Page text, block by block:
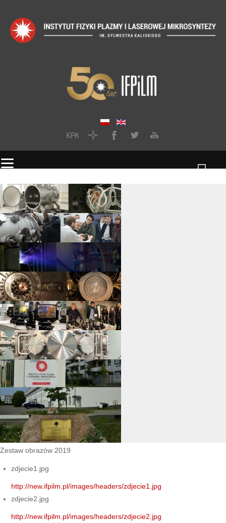
Zestaw obrazów 2019
zdjecie1.jpg
http://new.ifpilm.pl/images/headers/zdjecie1.jpg
zdjecie2.jpg
http://new.ifpilm.pl/images/headers/zdjecie2.jpg